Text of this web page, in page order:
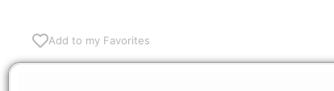
Add to my Favorites